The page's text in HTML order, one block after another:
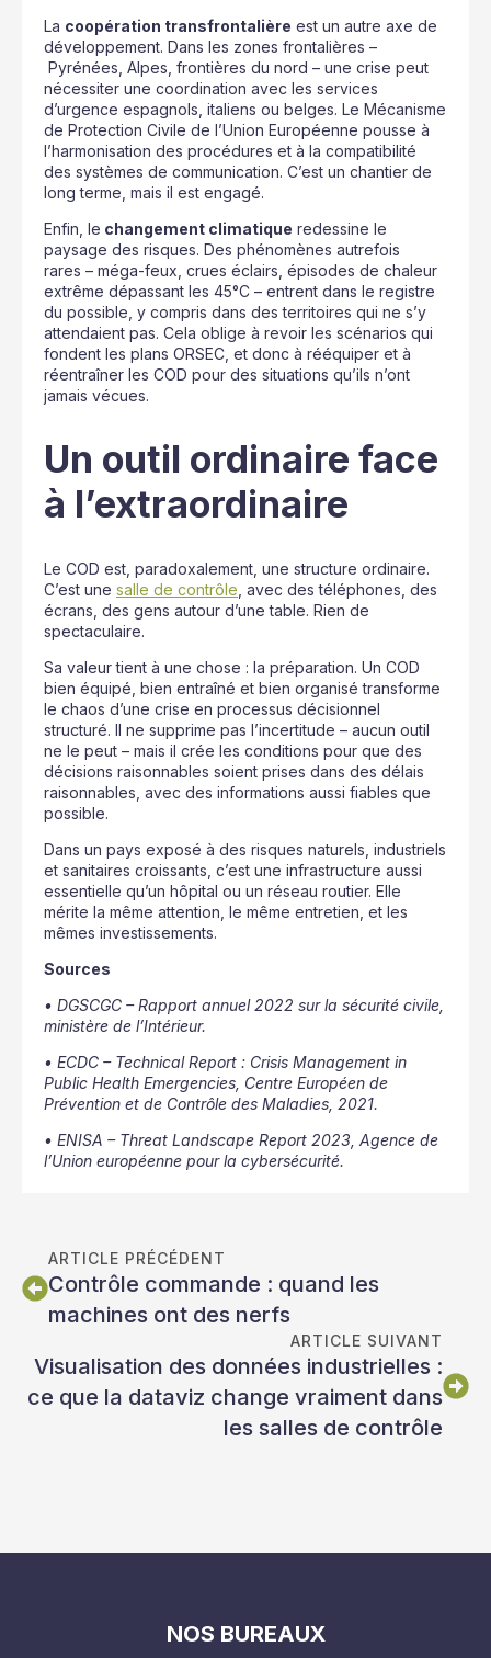
La coopération transfrontalière est un autre axe de
développement. Dans les zones frontalières –
Pyrénées, Alpes, frontières du nord – une crise peut
nécessiter une coordination avec les services
d’urgence espagnols, italiens ou belges. Le Mécanisme
de Protection Civile de l’Union Européenne pousse à
l’harmonisation des procédures et à la compatibilité
des systèmes de communication. C’est un chantier de
long terme, mais il est engagé.
Enfin, le changement climatique redessine le
paysage des risques. Des phénomènes autrefois
rares – méga-feux, crues éclairs, épisodes de chaleur
extrême dépassant les 45°C – entrent dans le registre
du possible, y compris dans des territoires qui ne s’y
attendaient pas. Cela oblige à revoir les scénarios qui
fondent les plans ORSEC, et donc à rééquiper et à
réentraîner les COD pour des situations qu’ils n’ont
jamais vécues.
Un outil ordinaire face
à l’extraordinaire
Le COD est, paradoxalement, une structure ordinaire.
C’est une salle de contrôle , avec des téléphones, des
écrans, des gens autour d’une table. Rien de
spectaculaire.
Sa valeur tient à une chose : la préparation. Un COD
bien équipé, bien entraîné et bien organisé transforme
le chaos d’une crise en processus décisionnel
structuré. Il ne supprime pas l’incertitude – aucun outil
ne le peut – mais il crée les conditions pour que des
décisions raisonnables soient prises dans des délais
raisonnables, avec des informations aussi fiables que
possible.
Dans un pays exposé à des risques naturels, industriels
et sanitaires croissants, c’est une infrastructure aussi
essentielle qu’un hôpital ou un réseau routier. Elle
mérite la même attention, le même entretien, et les
mêmes investissements.
Sources
• DGSCGC – Rapport annuel 2022 sur la sécurité civile,
ministère de l’Intérieur.
• ECDC – Technical Report : Crisis Management in
Public Health Emergencies, Centre Européen de
Prévention et de Contrôle des Maladies, 2021.
• ENISA – Threat Landscape Report 2023, Agence de
l’Union européenne pour la cybersécurité.
ARTICLE PRÉCÉDENT
Contrôle commande : quand les
machines ont des nerfs
ARTICLE SUIVANT
Visualisation des données industrielles :
ce que la dataviz change vraiment dans
les salles de contrôle
NOS BUREAUX